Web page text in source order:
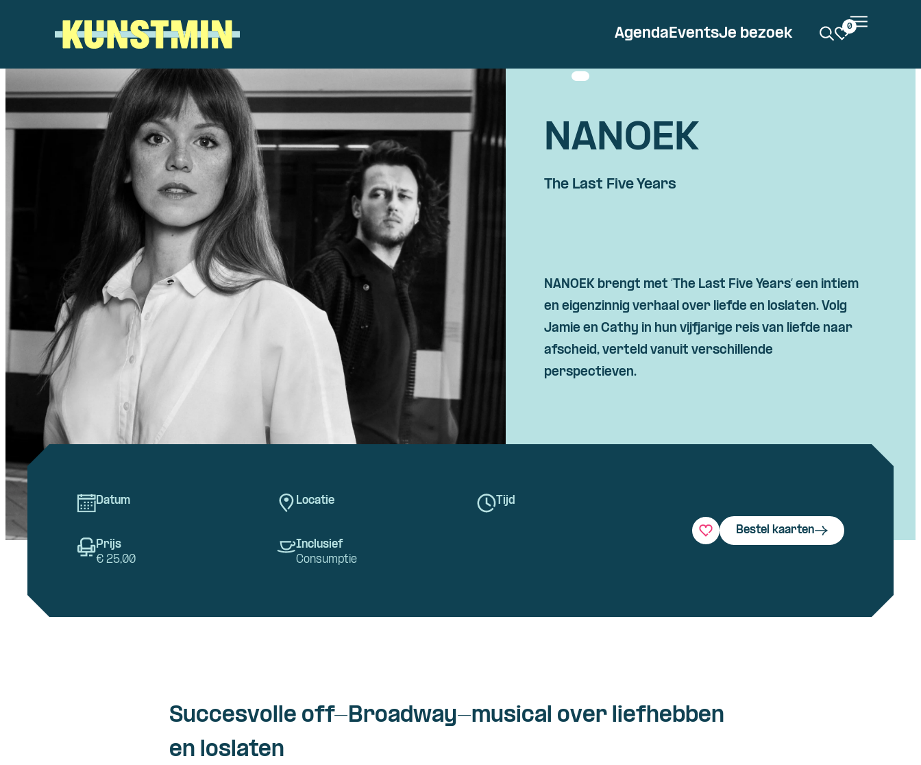
AgendaEventsJe bezoek 0
NANOEK
The Last Five Years
NANOEK brengt met ‘The Last Five Years‘ een intiem
en eigenzinnig verhaal over liefde en loslaten. Volg
Jamie en Cathy in hun vijfjarige reis van liefde naar
afscheid, verteld vanuit verschillende
perspectieven.
Datum Locatie Tijd
Prijs
€ 25,00
Inclusief
Consumptie
Bestel kaarten
Succesvolle off-Broadway-musical over liefhebben
en loslaten